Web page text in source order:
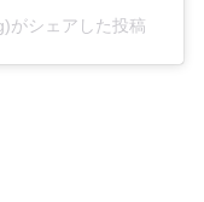
がシェアした投稿